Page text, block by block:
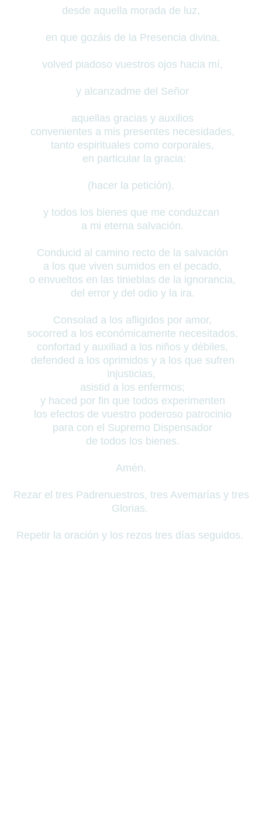
desde aquella morada de luz,
en que gozáis de la Presencia divina,
volved piadoso vuestros ojos hacia mí,
y alcanzadme del Señor
aquellas gracias y auxilios
convenientes a mis presentes necesidades,
tanto espirituales como corporales,
en particular la gracia:
(hacer la petición),
y todos los bienes que me conduzcan
a mi eterna salvación.
Conducid al camino recto de la salvación
a los que viven sumidos en el pecado,
o envueltos en las tinieblas de la ignorancia,
del error y del odio y la ira.
Consolad a los afligidos por amor,
socorred a los económicamente necesitados,
confortad y auxiliad a los niños y débiles,
defended a los oprimidos y a los que sufren
injusticias,
asistid a los enfermos;
y haced por fin que todos experimenten
los efectos de vuestro poderoso patrocinio
para con el Supremo Dispensador
de todos los bienes.
Amén.
Rezar el tres Padrenuestros, tres Avemarías y tres
Glorias.
Repetir la oración y los rezos tres días seguidos.